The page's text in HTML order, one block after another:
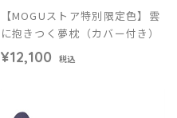
【MOGUストア特別限定色】雲
に抱きつく夢枕（カバー付き）
¥12,100 税込